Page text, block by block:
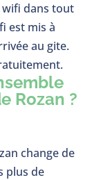
wifi dans tout
est mis à
au gite.
Rozan ?
change de
plus de